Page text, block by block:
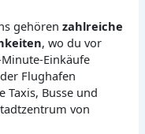
gehörenzahlreiche
, wo du vor
Einkäufe
Flughafen
Taxis, Busse und
von